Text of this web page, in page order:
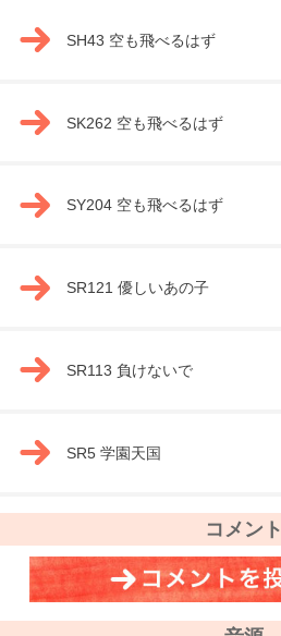
SH43 空も飛べるはず
SK262 空も飛べるはず
SY204 空も飛べるはず
SR121 優しいあの子
SR113 負けないで
SR5 学園天国
コメント